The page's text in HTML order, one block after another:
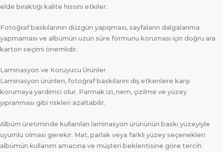
elde bıraktığı kalite hissini etkiler.
Fotoğraf baskılarının düzgün yapışması, sayfaların dalgalanma
yapmaması ve albümün uzun süre formunu koruması için doğru ara
karton seçimi önemlidir.
Laminasyon ve Koruyucu Ürünler
Laminasyon ürünleri, fotoğraf baskılarını dış etkenlere karşı
korumaya yardımcı olur. Parmak izi, nem, çizilme ve yüzey
yıpranması gibi riskleri azaltabilir.
Albüm üretiminde kullanılan laminasyon ürününün baskı yüzeyiyle
uyumlu olması gerekir. Mat, parlak veya farklı yüzey seçenekleri
albümün kullanım amacına ve müşteri beklentisine göre tercih